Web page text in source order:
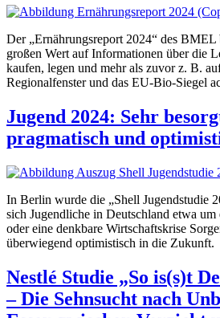
Der „Ernährungsreport 2024“ des BMEL
großen Wert auf Informationen über die
kaufen, legen und mehr als zuvor z. B.
Regionalfenster und das EU-Bio-Siegel
Jugend 2024: Sehr
pragmatisch und
In Berlin wurde die „Shell Jugendstudie
sich Jugendliche in Deutschland etwa
oder eine denkbare Wirtschaftskrise
überwiegend optimistisch in die Zukunft.
Nestlé Studie „So is(s)t
– Die Sehnsucht nach